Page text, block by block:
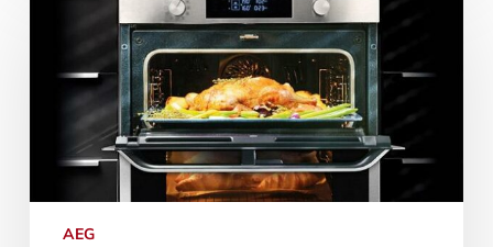
niedrigerpreisiger, als es zwei einzelne…
25. Juli 2019
AEG